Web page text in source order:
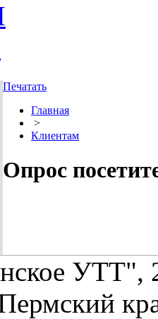
Печатать
Главная
>
Клиентам
Опрос
УТТ",